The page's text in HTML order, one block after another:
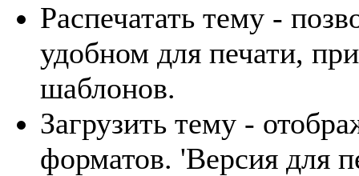
Распечатать тему -
удобном для печати,
шаблонов.
Загрузить тему -
форматов. 'Версия для